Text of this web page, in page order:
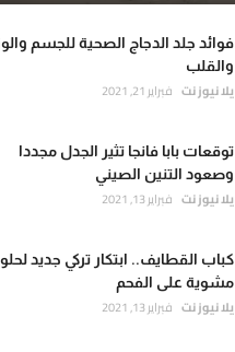
فوائد جلد الدجاج الصحية للجسم
والقلب
يلا نيوز نت فبراير 21, 2021
توقعات بابا فانجا تثير الجدل مجددا
وصعود التنين الصيني
يلا نيوز نت فبراير 13, 2021
كباب القطايف.. ابتكار تركي جديد
مشوية على الفحم
يلا نيوز نت فبراير 13, 2021